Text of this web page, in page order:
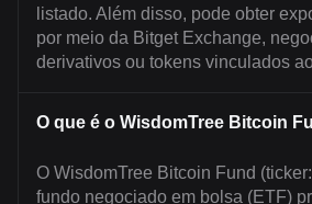
listado. Além disso, pode obter
por meio da Bitget Exchange,
derivativos ou tokens vinculados
O que é o WisdomTree Bitcoin
O WisdomTree Bitcoin Fund
fundo negociado em bolsa (ETF)